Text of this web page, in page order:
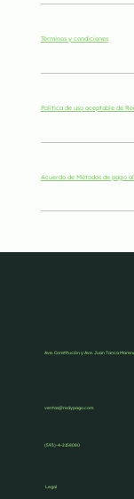
Términos y condiciones
Política de uso aceptable de
Acuerdo de Métodos de pago
Ave. Constitución y Ave. Juan Tanca
ventas@redypago.com
(593)-4-2158080
Legal